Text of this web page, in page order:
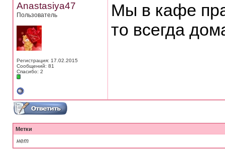
Anastasiya47
Пользователь
Регистрация: 17.02.2015
Сообщений: 81
Спасибо: 2
Мы в кафе
то всегда
Метки
нет